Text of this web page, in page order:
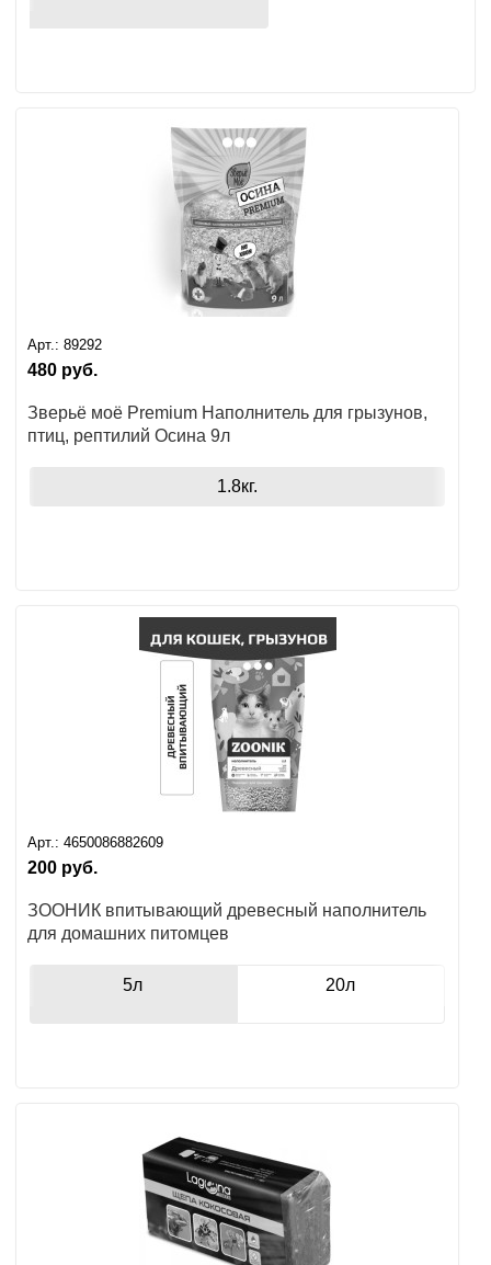
Арт.: 89292
480 руб.
Зверьё моё Premium Наполнитель для грызунов,
птиц, рептилий Осина 9л
1.8кг.
Арт.: 4650086882609
200 руб.
ЗООНИК впитывающий древесный наполнитель
для домашних питомцев
5л 20л